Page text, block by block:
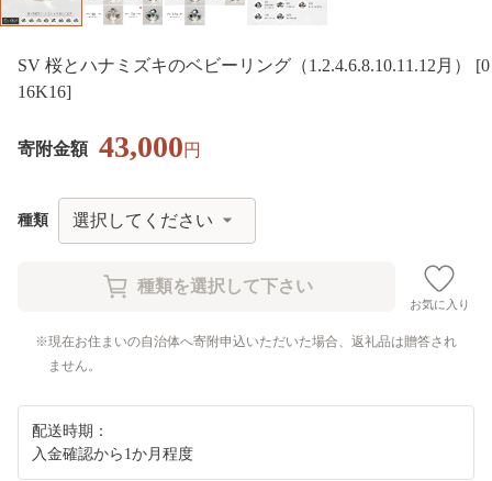
SV 桜とハナミズキのベビーリング（1.2.4.6.8.10.11.12月） [0
16K16]
寄附金額 43,000円
種類
お気に入り
現在お住まいの自治体へ寄附申込いただいた場合、返礼品は贈答され
ません。
配送時期：
入金確認から1か月程度